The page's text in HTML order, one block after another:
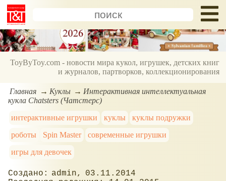
ToyByToy.com - новости мира кукол, игрушек, детских книг
и журналов, партворков, коллекционирования
Главная Куклы
Интерактивная интеллектуальная
кукла Chatsters (Чатстерс)
интерактивные игрушки
куклы
куклы подружки
роботы
Spin Master
современные игрушки
игры для девочек
admin
03.11.2014